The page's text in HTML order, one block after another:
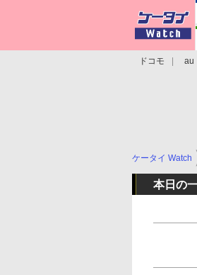
ドコモ au
ケータイ Watch
本日の